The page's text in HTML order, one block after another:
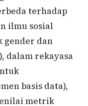
terhadap
ilmu sosial
gender dan
dalam rekayasa
basis data),
metrik